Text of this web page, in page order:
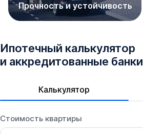
Прочность и устойчивость
Ипотечный калькулятор
и аккредитованные банки
Калькулятор
Стоимость квартиры